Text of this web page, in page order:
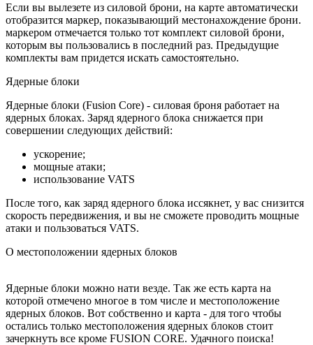
Если вы вылезете из силовой брони, на карте автоматически
отобразится маркер, показывающий местонахождение брони.
маркером отмечается только тот комплект силовой брони,
которым вы пользовались в последний раз. Предыдущие
комплекты вам придется искать самостоятельно.
Ядерные блоки
Ядерные блоки (Fusion Core) - cиловая броня работает на
ядерных блоках. Заряд ядерного блока снижается при
совершении следующих действий:
ускорение;
мощные атаки;
использование VATS
После того, как заряд ядерного блока иссякнет, у вас снизится
скорость передвижения, и вы не сможете проводить мощные
атаки и пользоваться VATS.
О местоположении ядерных блоков
Ядерные блоки можно нати везде. Так же есть карта на
которой отмечено многое в том числе и местоположение
ядерных блоков. Вот собственно и карта - для того чтобы
остались только местоположения ядерных блоков стоит
зачеркнуть все кроме FUSION CORE. Удачного поиска!